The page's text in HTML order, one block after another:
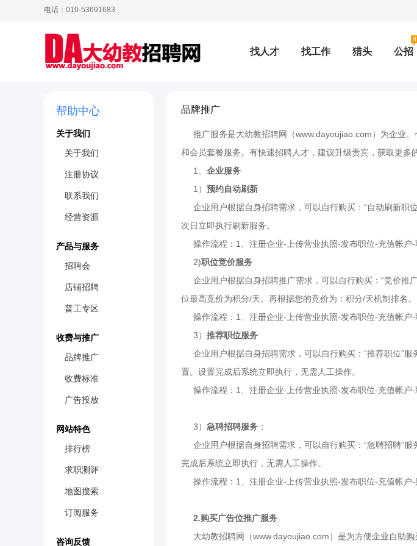
电话：010-53691683
找人才 找工作 猎头 公招
帮助中心
关于我们
关于我们
注册协议
联系我们
经营资源
产品与服务
招聘会
店铺招聘
普工专区
收费与推广
品牌推广
收费标准
广告投放
网站特色
排行榜
求职测评
地图搜索
订阅服务
咨询反馈
品牌推广
推广服务是大幼教招聘网（www.dayoujiao.com）为企业
和会员套餐服务。有快速招聘人才，建议升级贵宾，获取更多
1、 企业服务
1） 预约自动刷新
企业用户根据自身招聘需求，可以自行购买：“自动刷新
次日立即执行刷新服务。
操作流程：1、注册企业-上传营业执照-发布职位-充值帐户
2)职位竞价服务
企业用户根据自身招聘推广需求，可以自行购买：“竞价推
位最高竞价为积分/天。再根据您的竞价为：积分/天机制排名
操作流程：1、注册企业-上传营业执照-发布职位-充值帐户
3） 推荐职位服务
企业用户根据自身招聘需求，可以自行购买：“推荐职位”
置。设置完成后系统立即执行，无需人工操作。
操作流程：1、注册企业-上传营业执照-发布职位-充值帐户
3） 急聘招聘服务 ：
企业用户根据自身招聘需求，可以自行购买：“急聘招聘”
完成后系统立即执行，无需人工操作。
操作流程：1、注册企业-上传营业执照-发布职位-充值帐户-
2.购买广告位推广服务
大幼教招聘网（www.dayoujiao.com）是为方便企业自助